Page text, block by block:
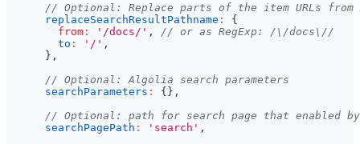
// Optional: Replace parts of the item URLs from
replaceSearchResultPathname :
{
from : '/docs/' ,
// or as RegExp: /\/docs\//
to : '/' ,
} ,
// Optional: Algolia search parameters
searchParameters : { } ,
// Optional: path for search page that
searchPagePath : 'search' ,